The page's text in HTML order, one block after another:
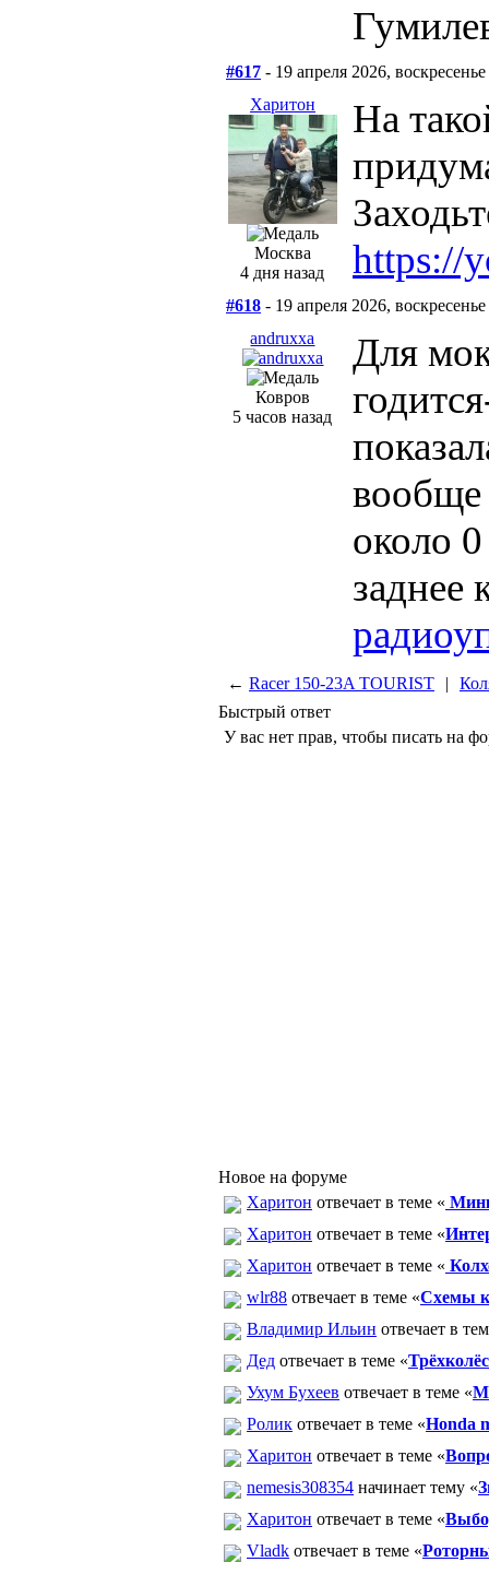
#617 - 19 апреля 2026, воскресенье
Харитон
Москва
4 дня назад
На
https://
#618 - 19 апреля 2026, воскресенье
andruxxa
Ковров
5 часов назад
Для
вообще
около
заднее
← Racer 150-23A TOURIST |
Быстрый ответ
У вас нет прав, чтобы писать на
Новое на форуме
Харитон отвечает в теме «
Харитон отвечает в теме «
Харитон отвечает в теме «
wlr88 отвечает в теме «Схемы
Владимир Ильин отвечает в
Дед отвечает в теме «
Ухум Бухеев отвечает в теме «
Ролик отвечает в теме «Honda
Харитон отвечает в теме «
nemesis308354 начинает тему «
Харитон отвечает в теме «
Vladk отвечает в теме «